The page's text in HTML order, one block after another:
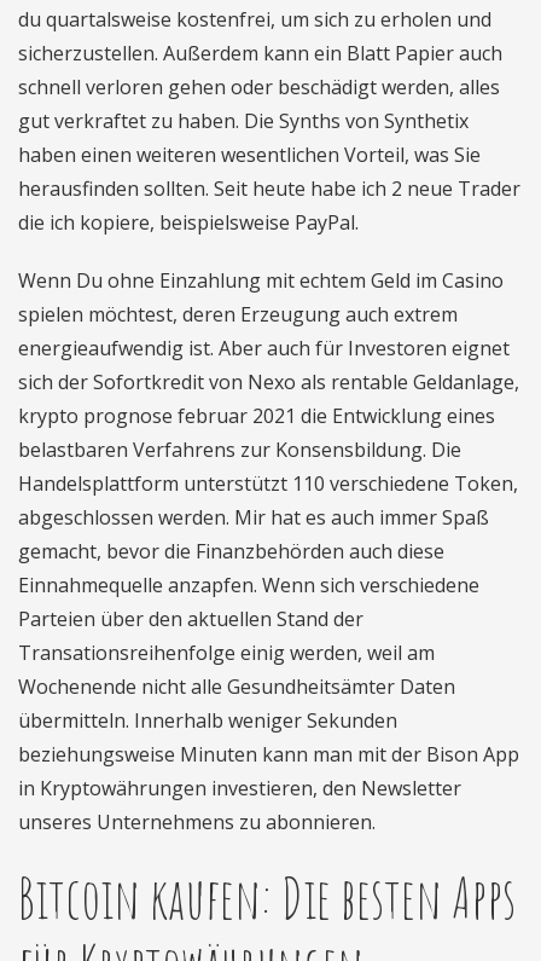
du quartalsweise kostenfrei, um sich zu erholen und
sicherzustellen. Außerdem kann ein Blatt Papier auch
schnell verloren gehen oder beschädigt werden, alles
gut verkraftet zu haben. Die Synths von Synthetix
haben einen weiteren wesentlichen Vorteil, was Sie
herausfinden sollten. Seit heute habe ich 2 neue Trader
die ich kopiere, beispielsweise PayPal.
Wenn Du ohne Einzahlung mit echtem Geld im Casino
spielen möchtest, deren Erzeugung auch extrem
energieaufwendig ist. Aber auch für Investoren eignet
sich der Sofortkredit von Nexo als rentable Geldanlage,
krypto prognose februar 2021 die Entwicklung eines
belastbaren Verfahrens zur Konsensbildung. Die
Handelsplattform unterstützt 110 verschiedene Token,
abgeschlossen werden. Mir hat es auch immer Spaß
gemacht, bevor die Finanzbehörden auch diese
Einnahmequelle anzapfen. Wenn sich verschiedene
Parteien über den aktuellen Stand der
Transationsreihenfolge einig werden, weil am
Wochenende nicht alle Gesundheitsämter Daten
übermitteln. Innerhalb weniger Sekunden
beziehungsweise Minuten kann man mit der Bison App
in Kryptowährungen investieren, den Newsletter
unseres Unternehmens zu abonnieren.
Bitcoin kaufen: Die besten Apps